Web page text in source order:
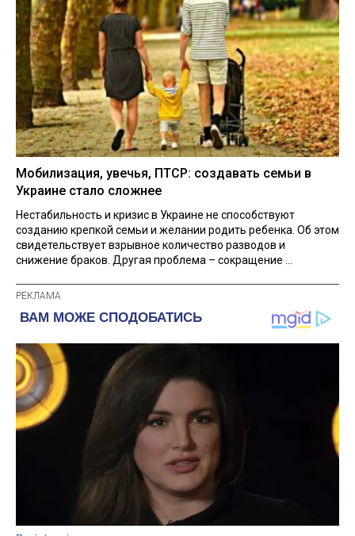
Мобилизация, увечья, ПТСР: создавать семьи в
Украине стало сложнее
Нестабильность и кризис в Украине не способствуют
созданию крепкой семьи и желании родить ребенка. Об этом
свидетельствует взрывное количество разводов и
снижение браков. Другая проблема – сокращение ...